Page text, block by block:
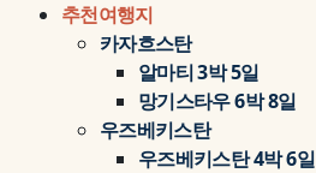
추천여행지
카자흐스탄
알마티 3박 5일
망기스타우 6박 8일
우즈베키스탄
우즈베키스탄 4박 6일